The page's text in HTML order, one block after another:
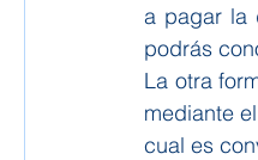
a pagar la
podrás
La otra
mediante
cual es